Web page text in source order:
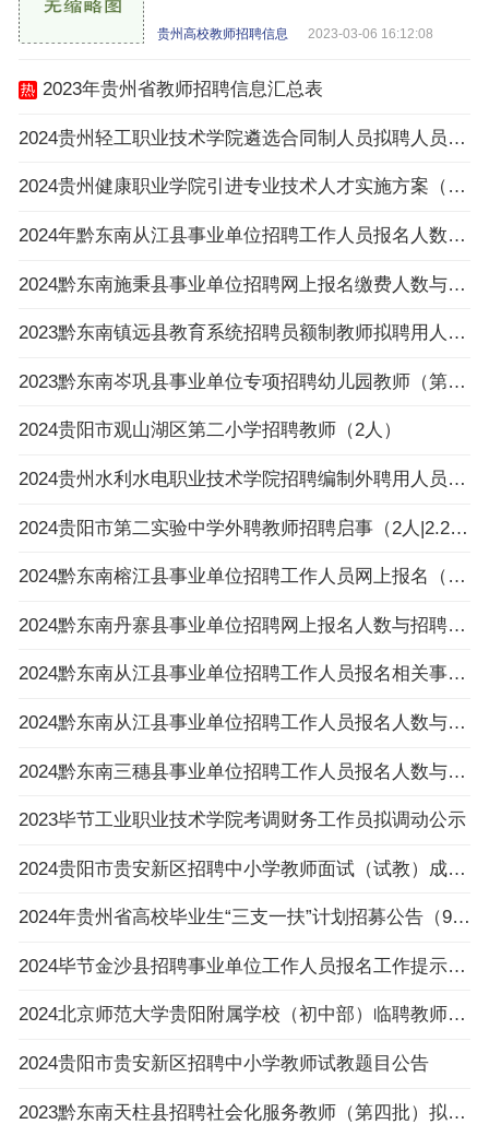
贵州高校教师招聘信息 2023-03-06 16:12:08
2023年贵州省教师招聘信息汇总表
2024贵州轻工职业技术学院遴选合同制人员拟聘人员公示
2024贵州健康职业学院引进专业技术人才实施方案（16名|3.25-3.27报名）
2024年黔东南从江县事业单位招聘工作人员报名人数与招聘岗位计划人数达不到3：1比例岗位（
2024黔东南施秉县事业单位招聘网上报名缴费人数与招聘计划数不足3:1比例岗位一览表（截止
2023黔东南镇远县教育系统招聘员额制教师拟聘用人员公示（第八批）
2023黔东南岑巩县事业单位专项招聘幼儿园教师（第一批）拟聘用人员公示
2024贵阳市观山湖区第二小学招聘教师（2人）
2024贵州水利水电职业技术学院招聘编制外聘用人员面试名单公告
2024贵阳市第二实验中学外聘教师招聘启事（2人|2.26-3.4报名）
2024黔东南榕江县事业单位招聘工作人员网上报名（以缴费为准）不足3:1比例岗位一览表（截止
2024黔东南丹寨县事业单位招聘网上报名人数与招聘岗位计划人数达不到3:1比例岗位公示
2024黔东南从江县事业单位招聘工作人员报名相关事项温馨提示
2024黔东南从江县事业单位招聘工作人员报名人数与招聘岗位计划人数达不到3：1比例岗位（以
2024黔东南三穗县事业单位招聘工作人员报名人数与招聘岗位计划人数达不到3:1比例的岗位公布
2023毕节工业职业技术学院考调财务工作员拟调动公示
2024贵阳市贵安新区招聘中小学教师面试（试教）成绩、总成绩及进入体检人员名单及体检相关
2024年贵州省高校毕业生“三支一扶”计划招募公告（992人|3.6-3.8报名|3.30笔试）
2024毕节金沙县招聘事业单位工作人员报名工作提示的公告
2024北京师范大学贵阳附属学校（初中部）临聘教师招聘公告（4人|2.23-2.29报名）
2024贵阳市贵安新区招聘中小学教师试教题目公告
2023黔东南天柱县招聘社会化服务教师（第四批）拟录用人员名单公示